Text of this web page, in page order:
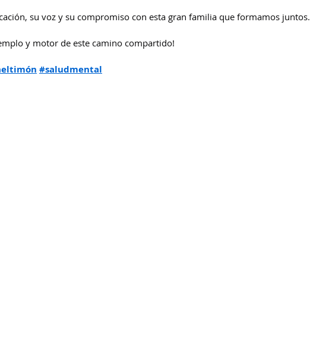
su voz y su compromiso con esta gran familia que formamos juntos.
y motor de este camino compartido!
#saludmental